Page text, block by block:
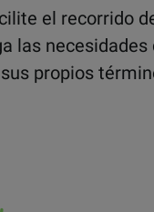
el recorrido
las necesidades
propios